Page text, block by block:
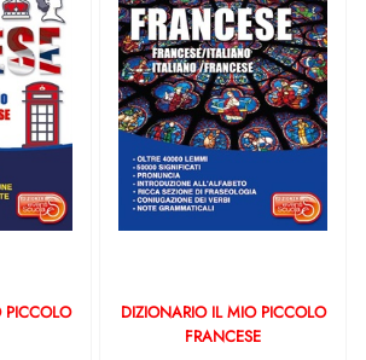
DIZIONARIO IL MIO PICCOLO
FRANCESE